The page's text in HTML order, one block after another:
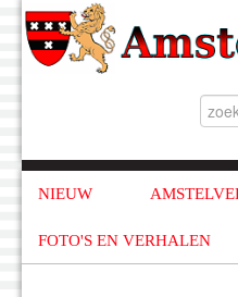
NIEUW
FOTO'S EN VERHALEN